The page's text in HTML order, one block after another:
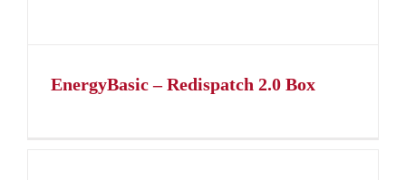
EnergyBasic – Redispatch 2.0 Box